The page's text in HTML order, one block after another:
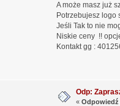
A może masz już
Potrzebujesz logo
Jeśli Tak to nie
Niskie ceny !!
Kontakt gg :
Odp:
« Odpowiedź